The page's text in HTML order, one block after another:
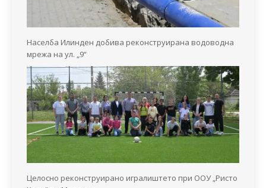
Населба Илинден добива реконструирана водоводна
мрежа на ул. „9“
Целосно реконструирано игралиштето при ООУ „Ристо